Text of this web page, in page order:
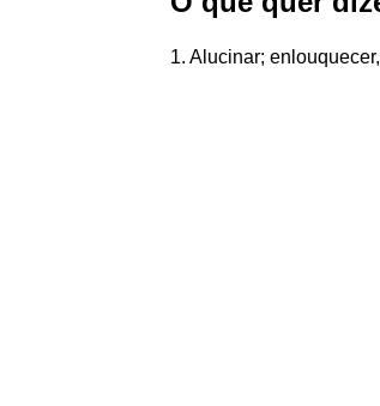
1. Alucinar;